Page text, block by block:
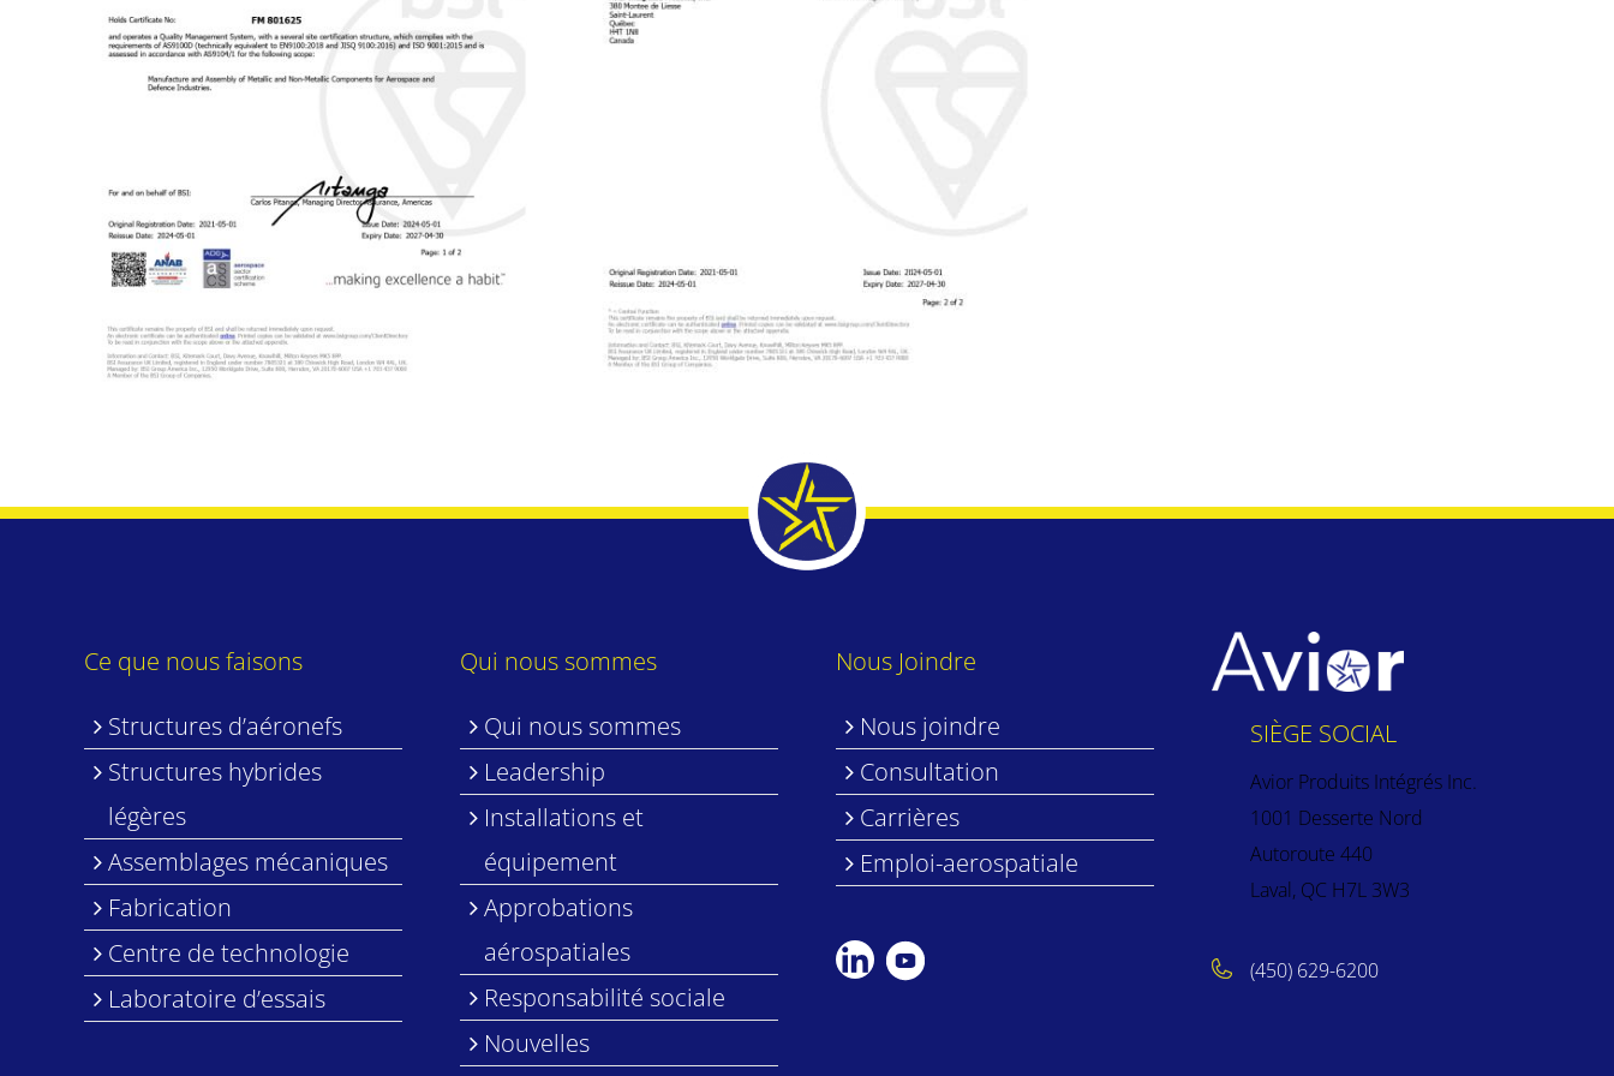
Ce que nous faisons
Structures d’aéronefs
Structures hybrides
légères
Assemblages mécaniques
Fabrication
Centre de technologie
Laboratoire d’essais
Qui nous sommes
Qui nous sommes
Leadership
Installations et
équipement
Approbations
aérospatiales
Responsabilité sociale
Nouvelles
Nous Joindre
Nous joindre
Consultation
Carrières
Emploi-aerospatiale
SIÈGE SOCIAL
Avior Produits Intégrés Inc.
1001 Desserte Nord
Autoroute 440
Laval, QC H7L 3W3
(450) 629-6200